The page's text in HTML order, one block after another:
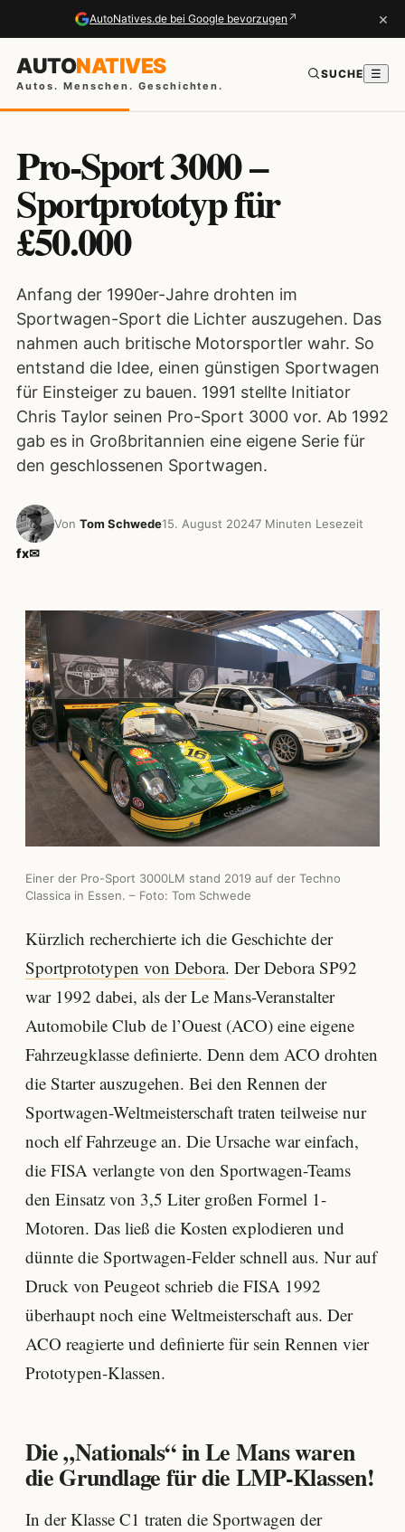
AutoNatives.de bei Google bevorzugen ↗ ×
AUTONATIVES
Autos. Menschen. Geschichten.
SUCHE ☰
Pro-Sport 3000 –
Sportprototyp für
£50.000
Anfang der 1990er-Jahre drohten im
Sportwagen-Sport die Lichter auszugehen. Das
nahmen auch britische Motorsportler wahr. So
entstand die Idee, einen günstigen Sportwagen
für Einsteiger zu bauen. 1991 stellte Initiator
Chris Taylor seinen Pro-Sport 3000 vor. Ab 1992
gab es in Großbritannien eine eigene Serie für
den geschlossenen Sportwagen.
Von Tom Schwede15. August 20247 Minuten Lesezeit
fx✉
Einer der Pro-Sport 3000LM stand 2019 auf der Techno
Classica in Essen. – Foto: Tom Schwede
Kürzlich recherchierte ich die Geschichte der
Sportprototypen von Debora. Der Debora SP92
war 1992 dabei, als der Le Mans-Veranstalter
Automobile Club de l’Ouest (ACO) eine eigene
Fahrzeugklasse definierte. Denn dem ACO drohten
die Starter auszugehen. Bei den Rennen der
Sportwagen-Weltmeisterschaft traten teilweise nur
noch elf Fahrzeuge an. Die Ursache war einfach,
die FISA verlangte von den Sportwagen-Teams
den Einsatz von 3,5 Liter großen Formel 1-
Motoren. Das ließ die Kosten explodieren und
dünnte die Sportwagen-Felder schnell aus. Nur auf
Druck von Peugeot schrieb die FISA 1992
überhaupt noch eine Weltmeisterschaft aus. Der
ACO reagierte und definierte für sein Rennen vier
Prototypen-Klassen.
Die „Nationals“ in Le Mans waren
die Grundlage für die LMP-Klassen!
In der Klasse C1 traten die Sportwagen der